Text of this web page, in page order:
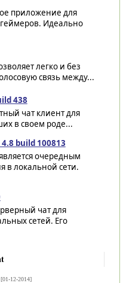
приложение для
геймеров. Идеально
легко и без
связь между...
438
чат клиент для
в своем роде...
build 100813
очередным
в локальной сети.
чат для
сетей. Его
[01-12-2014]